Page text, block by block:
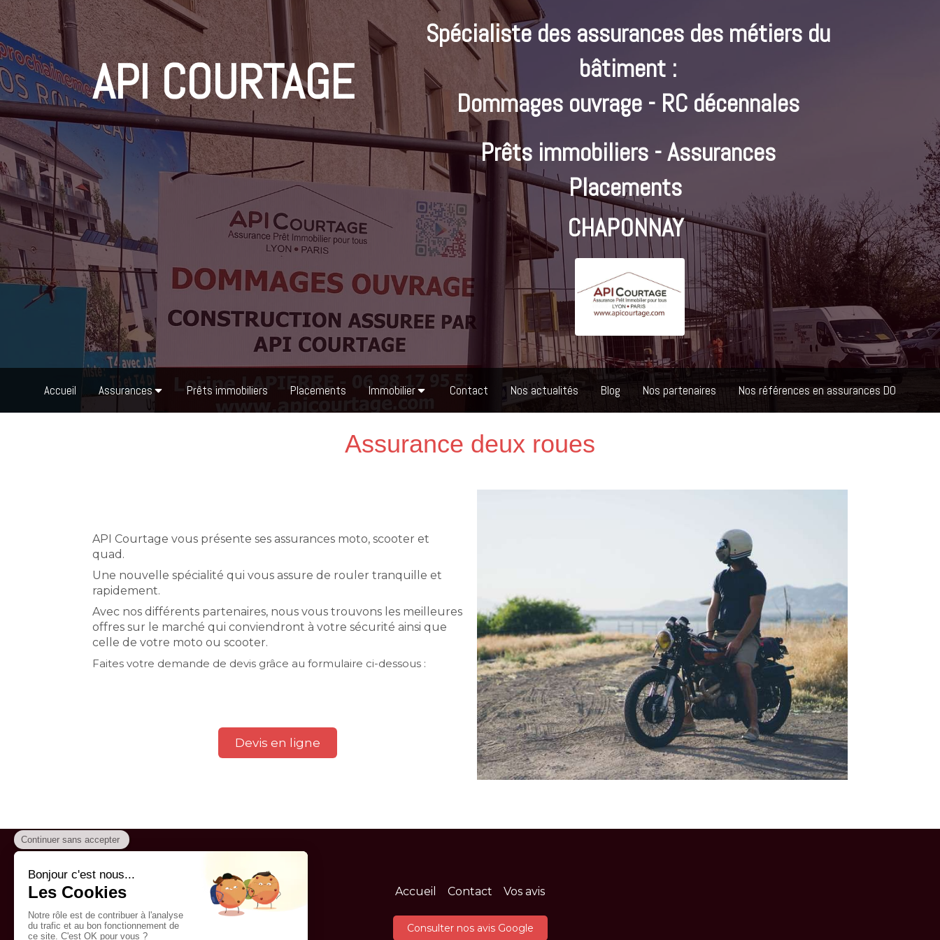
Accueil Assurances Prêts immobiliers Placements Immobilier Contact Nos actualités Blog Nos partenaires Nos références en assurances DO
Spécialiste des assurances des métiers du
bâtiment :
Dommages ouvrage - RC décennales
API COURTAGE
Prêts immobiliers - Assurances
Placements
CHAPONNAY
Assurance deux roues
API Courtage vous présente ses assurances moto, scooter et
quad.
Une nouvelle spécialité qui vous assure de rouler tranquille et
rapidement.
Avec nos différents partenaires, nous vous trouvons les meilleures
offres sur le marché qui conviendront à votre sécurité ainsi que
celle de votre moto ou scooter.
Faites votre demande de devis grâce au formulaire ci-dessous :
Devis en ligne
Accueil Contact Vos avis
Consulter nos avis Google